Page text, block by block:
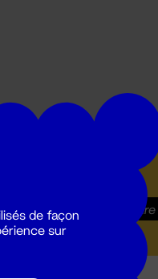
:
S'inscrire
de façon
sur